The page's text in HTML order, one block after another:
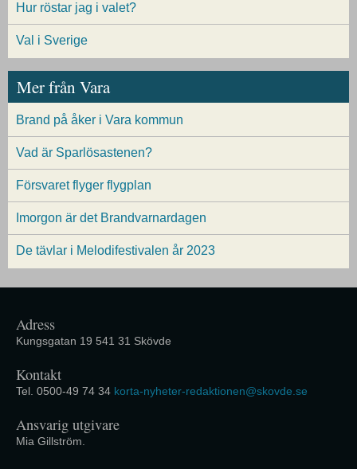
Hur röstar jag i valet?
Val i Sverige
Mer från Vara
Brand på åker i Vara kommun
Vad är Sparlösastenen?
Försvaret flyger flygplan
Imorgon är det Brandvarnardagen
De tävlar i Melodifestivalen år 2023
Adress
Kungsgatan 19 541 31 Skövde
Kontakt
Tel. 0500-49 74 34 korta-nyheter-redaktionen@skovde.se
Ansvarig utgivare
Mia Gillström.